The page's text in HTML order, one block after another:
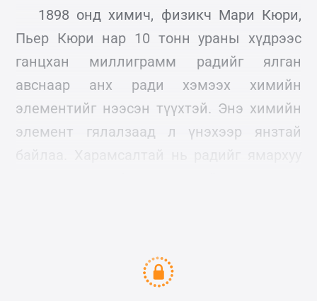
1898 онд химич, физикч Мари Кюри,
Пьер Кюри нар 10 тонн ураны хүдрээс
ганцхан миллиграмм радийг ялган
авснаар анх ради хэмээх химийн
элементийг нээсэн түүхтэй. Энэ химийн
элемент гялалзаад л үнэхээр янзтай